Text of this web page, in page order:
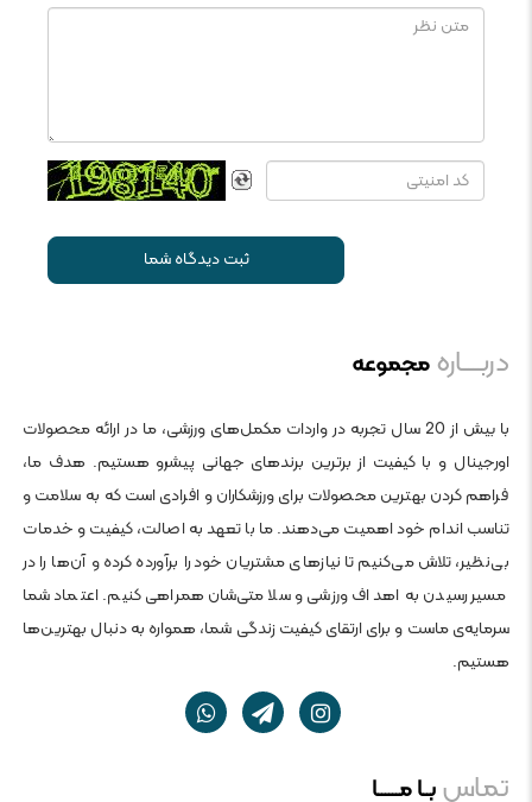
ثبت دیدگاه شما
دربــــارهمجموعه
با بیش از 20 سال تجربه در واردات مکمل‌های ورزشی، ما در ارائه محصولات
اورجینال و با کیفیت از برترین برندهای جهانی پیشرو هستیم. هدف ما،
فراهم کردن بهترین محصولات برای ورزشکاران و افرادی است که به سلامت و
تناسب اندام خود اهمیت می‌دهند. ما با تعهد به اصالت، کیفیت و خدمات
بی‌نظیر، تلاش می‌کنیم تا نیازهای مشتریان خود را برآورده کرده و آن‌ها را در
مسیر رسیدن به اهداف ورزشی و سلامتی‌شان همراهی کنیم. اعتماد شما
سرمایه‌ی ماست و برای ارتقای کیفیت زندگی شما، همواره به دنبال بهترین‌ها
هستیم.
تماسبــا مــــــا